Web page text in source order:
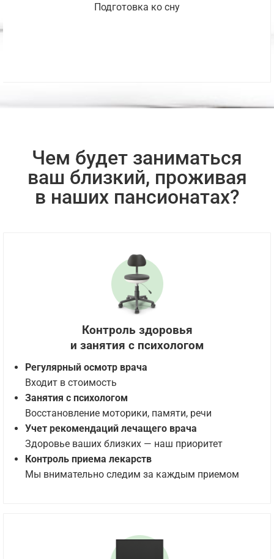
Подготовка ко сну
Чем будет заниматься
ваш близкий, проживая
в наших пансионатах?
Контроль здоровья
и занятия с психологом
Регулярный осмотр врача
Входит в стоимость
Занятия с психологом
Восстановление моторики, памяти, речи
Учет рекомендаций лечащего врача
Здоровье ваших близких — наш приоритет
Контроль приема лекарств
Мы внимательно следим за каждым приемом